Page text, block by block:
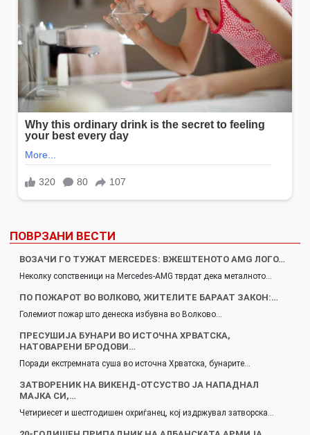
ПОВРЗАНИ ВЕСТИ
ВОЗАЧИ ГО ТУЖАТ MERCEDES: ВЖЕШТЕНОТО AMG ЛОГО…
Неколку сопственици на Mercedes-AMG тврдат дека металното…
ПО ПОЖАРОТ ВО ВОЛКОВО, ЖИТЕЛИТЕ БАРААТ ЗАКОН:…
Големиот пожар што денеска избувна во Волково…
ПРЕСУШИЈА БУНАРИ ВО ИСТОЧНА ХРВАТСКА,
НАТОВАРЕНИ БРОДОВИ…
Поради екстремната суша во источна Хрватска, бунарите…
ЗАТВОРЕНИК НА ВИКЕНД-ОТСУСТВО ЈА НАПАДНАЛ
МАЈКА СИ,…
Четириесет и шестгодишен охриѓанец, кој издржувал затворска…